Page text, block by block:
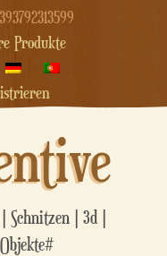
Produkte
| 3d |